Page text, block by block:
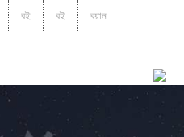
বই বই বয়ান